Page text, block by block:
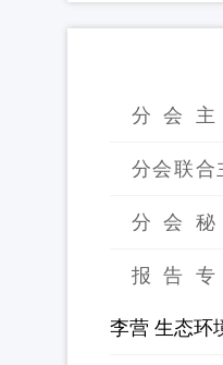
分会主
分会联合
分会秘
报告专
李营 生态环